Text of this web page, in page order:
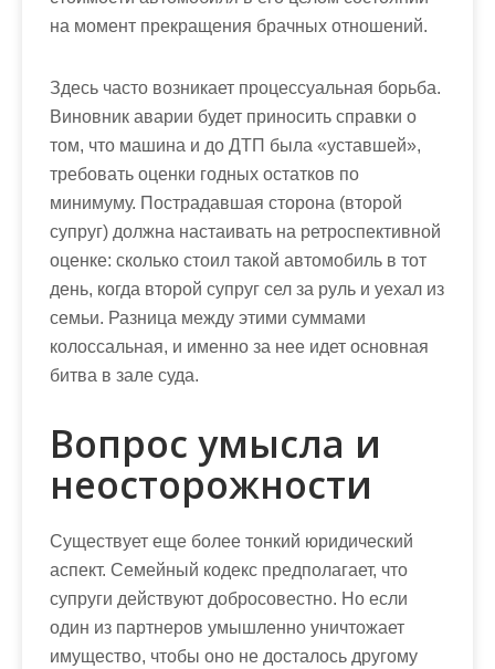
на момент прекращения брачных отношений.
Здесь часто возникает процессуальная борьба.
Виновник аварии будет приносить справки о
том, что машина и до ДТП была «уставшей»,
требовать оценки годных остатков по
минимуму. Пострадавшая сторона (второй
супруг) должна настаивать на ретроспективной
оценке: сколько стоил такой автомобиль в тот
день, когда второй супруг сел за руль и уехал из
семьи. Разница между этими суммами
колоссальная, и именно за нее идет основная
битва в зале суда.
Вопрос умысла и
неосторожности
Существует еще более тонкий юридический
аспект. Семейный кодекс предполагает, что
супруги действуют добросовестно. Но если
один из партнеров умышленно уничтожает
имущество, чтобы оно не досталось другому